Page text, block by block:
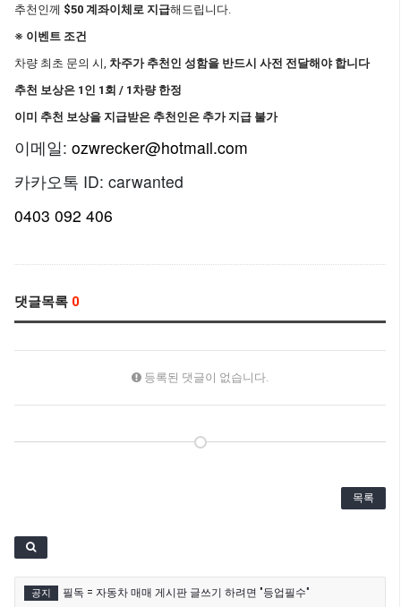
추천인께 $50 계좌이체로 지급해드립니다.
※ 이벤트 조건
차량 최초 문의 시, 차주가 추천인 성함을 반드시 사전 전달해야 합니다
추천 보상은 1인 1회 / 1차량 한정
이미 추천 보상을 지급받은 추천인은 추가 지급 불가
이메일: ozwrecker@hotmail.com
카카오톡 ID: carwanted
0403 092 406
댓글목록 0
등록된 댓글이 없습니다.
목록
공지 필독 = 자동차 매매 게시판 글쓰기 하려면 "등업필수"